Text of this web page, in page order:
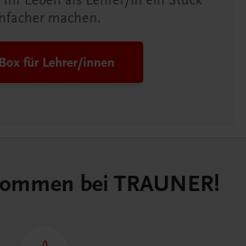
machen.
für Lehrer/innen
bei TRAUNER!